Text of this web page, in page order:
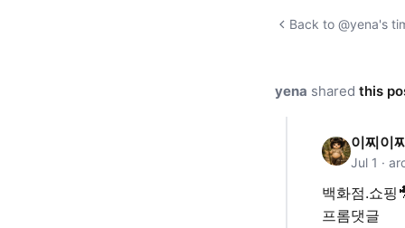
Back to @yena's
yena shared this
이찌이
Jul 1 ·
백화점.쇼핑
프롬댓글